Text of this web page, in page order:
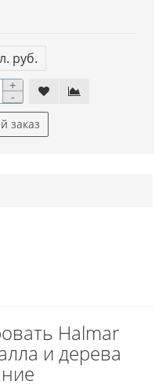
руб.
+
-
заказ
Halmar
и дерева